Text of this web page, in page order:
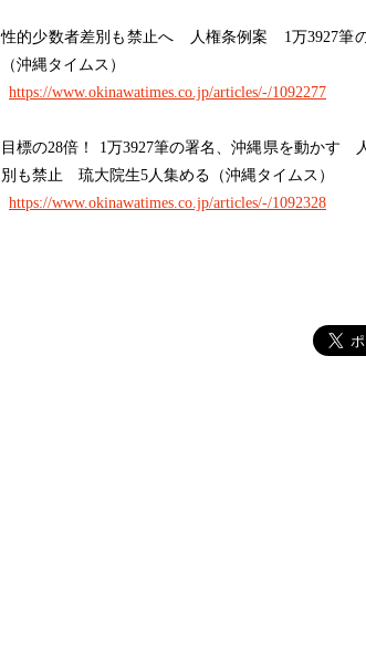
性的少数者差別も禁止へ 人権条例案 1万3927筆
（沖縄タイムス）
https://www.okinawatimes.co.jp/articles/-/1092277
目標の28倍！ 1万3927筆の署名、沖縄県を動かす
別も禁止 琉大院生5人集める（沖縄タイムス）
https://www.okinawatimes.co.jp/articles/-/1092328